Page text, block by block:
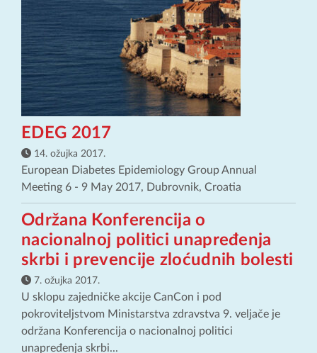
EDEG 2017
14. ožujka 2017.
European Diabetes Epidemiology Group Annual
Meeting 6 - 9 May 2017, Dubrovnik, Croatia
Održana Konferencija o
nacionalnoj politici unapređenja
skrbi i prevencije zloćudnih bolesti
7. ožujka 2017.
U sklopu zajedničke akcije CanCon i pod
pokroviteljstvom Ministarstva zdravstva 9. veljače je
održana Konferencija o nacionalnoj politici
unapređenja skrbi...